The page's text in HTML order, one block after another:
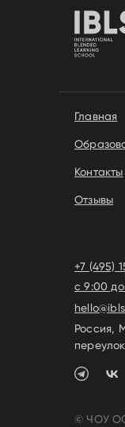
Главная
Отзывы
Контакты
+7 (495)
с 9:00
Россия,
© ЧОУ